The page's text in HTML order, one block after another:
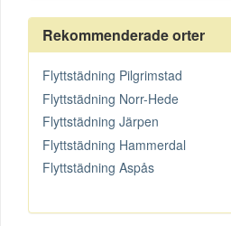
Rekommenderade orter
Flyttstädning Pilgrimstad
Flyttstädning Norr-Hede
Flyttstädning Järpen
Flyttstädning Hammerdal
Flyttstädning Aspås